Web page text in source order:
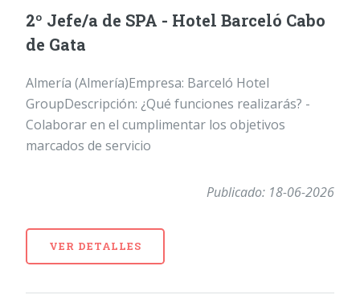
2º Jefe/a de SPA - Hotel Barceló Cabo
de Gata
Almería (Almería)Empresa: Barceló Hotel
GroupDescripción: ¿Qué funciones realizarás? -
Colaborar en el cumplimentar los objetivos
marcados de servicio
Publicado: 18-06-2026
VER DETALLES